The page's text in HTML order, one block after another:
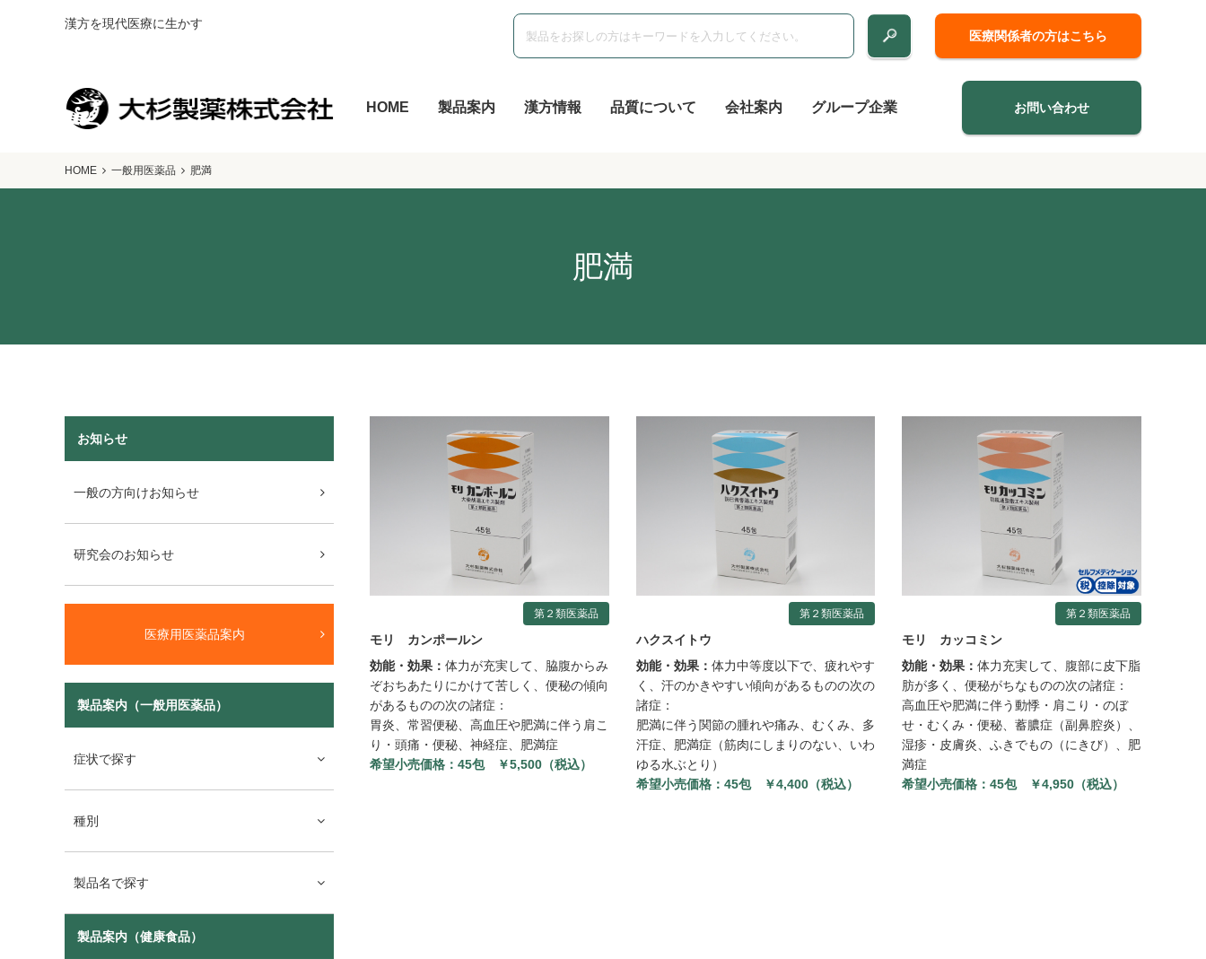
漢方を現代医療に生かす
医療関係者の方はこちら
HOME 製品案内 漢方情報 品質について 会社案内 グループ企業 お問い合わせ
HOME 一般用医薬品 肥満
肥満
第２類医薬品
モリ カンポールン
効能・効果： 体力が充実して、脇腹からみ
ぞおちあたりにかけて苦しく、便秘の傾向
があるものの次の諸症：
胃炎、常習便秘、高血圧や肥満に伴う肩こ
り・頭痛・便秘、神経症、肥満症
希望小売価格： 45包 ￥5,500（税込）
第２類医薬品
ハクスイトウ
効能・効果： 体力中等度以下で、疲れやす
く、汗のかきやすい傾向があるものの次の
諸症：
肥満に伴う関節の腫れや痛み、むくみ、多
汗症、肥満症（筋肉にしまりのない、いわ
ゆる水ぶとり）
希望小売価格： 45包 ￥4,400（税込）
第２類医薬品
モリ カッコミン
効能・効果：体力充実して、腹部に皮下脂
肪が多く、便秘がちなものの次の諸症：
高血圧や肥満に伴う動悸・肩こり・のぼ
せ・むくみ・便秘、蓄膿症（副鼻腔炎）、
湿疹・皮膚炎、ふきでもの（にきび）、肥
満症
希望小売価格：45包 ￥4,950（税込）
お知らせ
一般の方向けお知らせ
研究会のお知らせ
医療用医薬品案内
製品案内（一般用医薬品）
症状で探す
種別
製品名で探す
製品案内（健康食品）